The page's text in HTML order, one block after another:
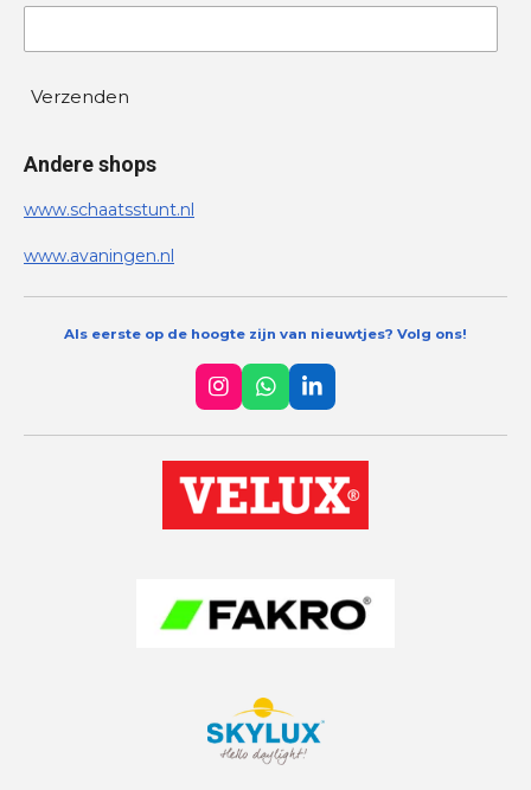
Verzenden
Andere shops
www.schaatsstunt.nl
www.avaningen.nl
Als eerste op de hoogte zijn van nieuwtjes? Volg ons!
I
n
s
t
a
g
W
h
a
t
s
A
L
i
n
k
e
d